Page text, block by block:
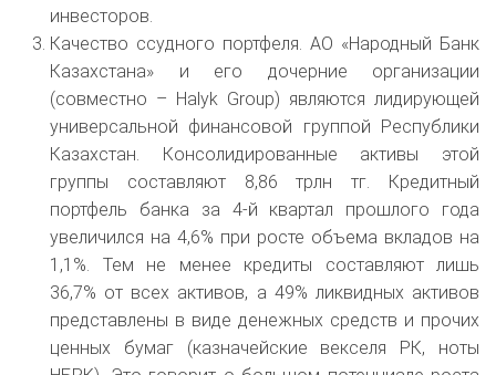
инвесторов.
Качество ссудного портфеля. АО «Народный Банк
Казахстана» и его дочерние организации
(совместно – Halyk Group) являются лидирующей
универсальной финансовой группой Республики
Казахстан. Консолидированные активы этой
группы составляют 8,86 трлн тг. Кредитный
портфель банка за 4-й квартал прошлого года
увеличился на 4,6% при росте объема вкладов на
1,1%. Тем не менее кредиты составляют лишь
36,7% от всех активов, а 49% ликвидных активов
представлены в виде денежных средств и прочих
ценных бумаг (казначейские векселя РК, ноты